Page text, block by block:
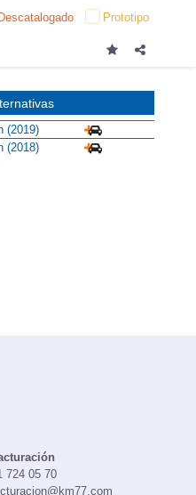
Descatalogado Prototipo
(2019)
(2018)
724 05 70